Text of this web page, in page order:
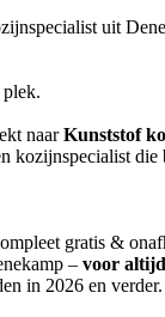
uit
plek.
naarKunststof
kozijnspecialist die
gratis &
– voor altijd
in 2026 en verder.